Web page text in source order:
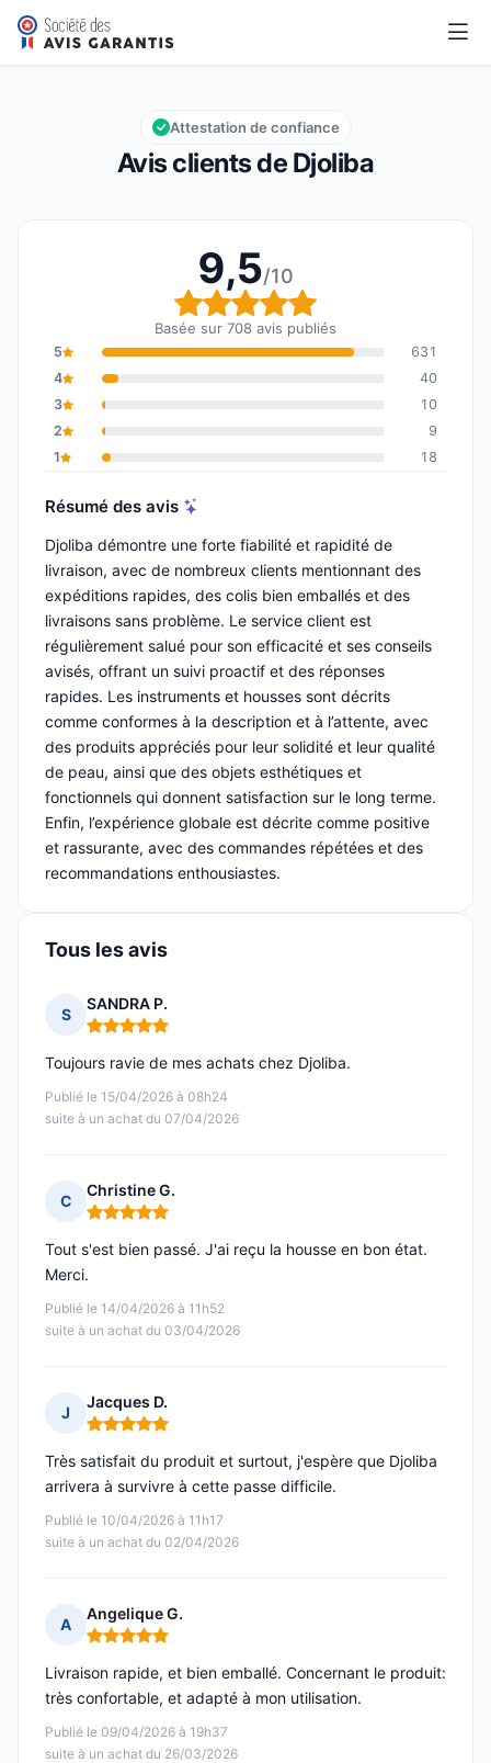
Djoliba
Note globale : 9,5 sur 10
9,5/10
Avis clients de Djoliba
Attestation de confiance
9,5/10
Note globale : 9,5 sur
Basée sur 708 avis publiés
5
631
4
40
3
10
2
9
1
18
Résumé des avis
Djoliba démontre une forte fiabilité et rapidité de
livraison, avec de nombreux clients mentionnant des
expéditions rapides, des colis bien emballés et des
livraisons sans problème. Le service client est
régulièrement salué pour son efficacité et ses conseils
avisés, offrant un suivi proactif et des réponses
rapides. Les instruments et housses sont décrits
comme conformes à la description et à l’attente, avec
des produits appréciés pour leur solidité et leur qualité
de peau, ainsi que des objets esthétiques et
fonctionnels qui donnent satisfaction sur le long terme.
Enfin, l’expérience globale est décrite comme positive
et rassurante, avec des commandes répétées et des
recommandations enthousiastes.
Tous les avis
S
SANDRA P.
Note : 5 sur 5
Publié le 15/04/2026 à 08h24
suite à un achat du 07/04/2026
Toujours ravie de mes achats chez Djoliba.
C
Christine G.
Note : 5 sur 5
Publié le 14/04/2026 à 11h52
suite à un achat du 03/04/2026
Tout s'est bien passé. J'ai reçu la housse en bon état.
Merci.
J
Jacques D.
Note : 5 sur 5
Publié le 10/04/2026 à 11h17
suite à un achat du 02/04/2026
Très satisfait du produit et surtout, j'espère que Djoliba
arrivera à survivre à cette passe difficile.
A
Angelique G.
Note : 5 sur 5
Publié le 09/04/2026 à 19h37
suite à un achat du 26/03/2026
Livraison rapide, et bien emballé. Concernant le produit:
très confortable, et adapté à mon utilisation.